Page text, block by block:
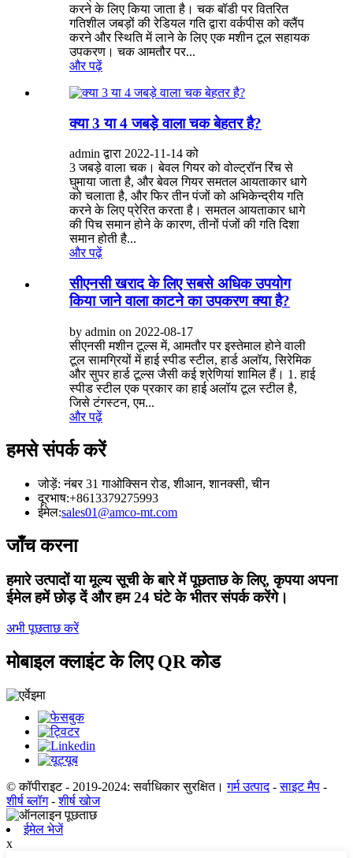
करने के लिए किया जाता है। चक बॉडी पर वितरित
गतिशील जबड़ों की रेडियल गति द्वारा वर्कपीस को क्लैंप
करने और स्थिति में लाने के लिए एक मशीन टूल सहायक
उपकरण। चक आमतौर पर...
और पढ़ें
क्या 3 या 4 जबड़े वाला चक बेहतर है?
admin द्वारा 2022-11-14 को
3 जबड़े वाला चक। बेवल गियर को वोल्ट्रॉन रिंच से
घुमाया जाता है, और बेवल गियर समतल आयताकार धागे
को चलाता है, और फिर तीन पंजों को अभिकेन्द्रीय गति
करने के लिए प्रेरित करता है। समतल आयताकार धागे
की पिच समान होने के कारण, तीनों पंजों की गति दिशा
समान होती है...
और पढ़ें
सीएनसी खराद के लिए सबसे अधिक उपयोग
किया जाने वाला काटने का उपकरण क्या है?
by admin on 2022-08-17
सीएनसी मशीन टूल्स में, आमतौर पर इस्तेमाल होने वाली
टूल सामग्रियों में हाई स्पीड स्टील, हार्ड अलॉय, सिरेमिक
और सुपर हार्ड टूल्स जैसी कई श्रेणियां शामिल हैं। 1. हाई
स्पीड स्टील एक प्रकार का हाई अलॉय टूल स्टील है,
जिसे टंगस्टन, एम...
और पढ़ें
हमसे संपर्क करें
जोड़ें: नंबर 31 गाओक्सिन रोड, शीआन, शानक्सी, चीन
दूरभाष:+8613379275993
ईमेल:sales01@amco-mt.com
जाँच करना
हमारे उत्पादों या मूल्य सूची के बारे में पूछताछ के लिए, कृपया अपना
ईमेल हमें छोड़ दें और हम 24 घंटे के भीतर संपर्क करेंगे।
अभी पूछताछ करें
मोबाइल क्लाइंट के लिए QR कोड
© कॉपीराइट - 2019-2024: सर्वाधिकार सुरक्षित। गर्म उत्पाद-साइट मैप -
शीर्ष ब्लॉग-शीर्ष खोज
ईमेल भेजें
x